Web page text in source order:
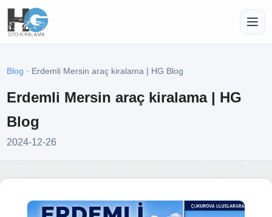
Blog · Erdemli Mersin araç kiralama | HG Blog
Erdemli Mersin araç kiralama | HG
Blog
2024-12-26